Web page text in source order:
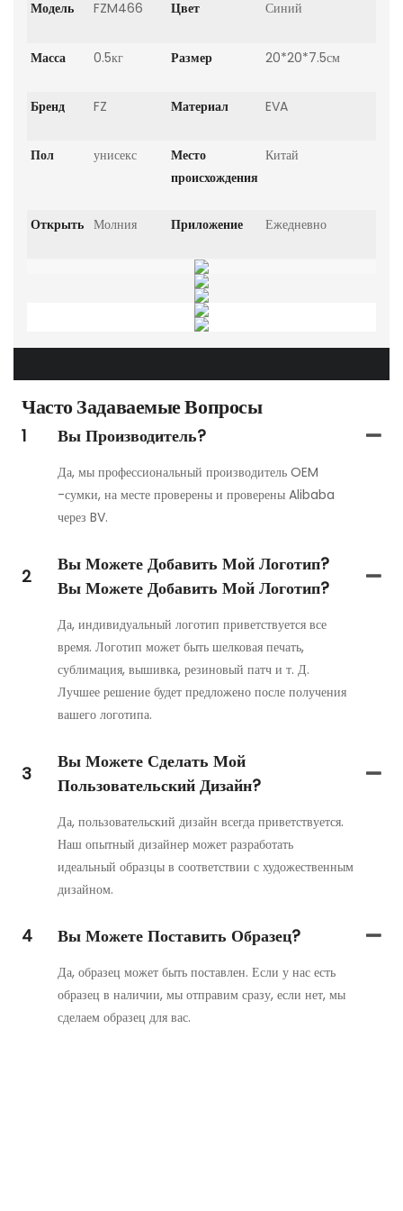
Модель FZM466 Цвет Синий
Масса 0.5кг Размер 20*20*7.5см
Бренд FZ Материал EVA
Пол унисекс
Место
происхождения
Китай
Открыть Молния Приложение Ежедневно
Часто Задаваемые Вопросы
1 Вы Производитель?
Да, мы профессиональный производитель OEM
-сумки, на месте проверены и проверены Alibaba
через BV.
2
Вы Можете Добавить Мой Логотип?
Вы Можете Добавить Мой Логотип?
Да, индивидуальный логотип приветствуется все
время. Логотип может быть шелковая печать,
сублимация, вышивка, резиновый патч и т. Д.
Лучшее решение будет предложено после получения
вашего логотипа.
3
Вы Можете Сделать Мой
Пользовательский Дизайн?
Да, пользовательский дизайн всегда приветствуется.
Наш опытный дизайнер может разработать
идеальный образцы в соответствии с художественным
дизайном.
4 Вы Можете Поставить Образец?
Да, образец может быть поставлен. Если у нас есть
образец в наличии, мы отправим сразу, если нет, мы
сделаем образец для вас.